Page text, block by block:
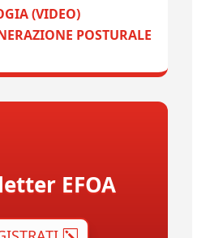
(VIDEO)
POSTURALE
EFOA